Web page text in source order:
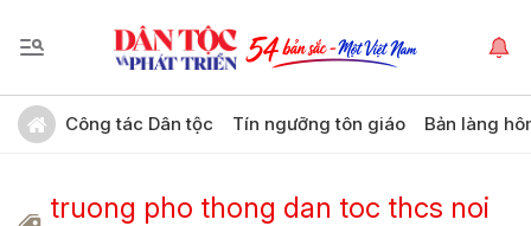
Công tác Dân tộc Tín ngưỡng tôn giáo Bản làng
truong pho thong dan toc thcs noi